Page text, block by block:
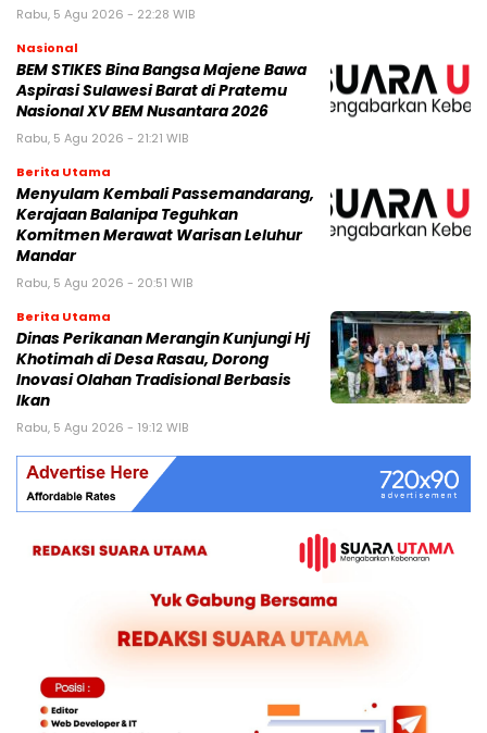
Rabu, 5 Agu 2026 - 22:28 WIB
Nasional
BEM STIKES Bina Bangsa Majene Bawa
Aspirasi Sulawesi Barat di Pratemu
Nasional XV BEM Nusantara 2026
Rabu, 5 Agu 2026 - 21:21 WIB
Berita Utama
Menyulam Kembali Passemandarang,
Kerajaan Balanipa Teguhkan
Komitmen Merawat Warisan Leluhur
Mandar
Rabu, 5 Agu 2026 - 20:51 WIB
Berita Utama
Dinas Perikanan Merangin Kunjungi Hj
Khotimah di Desa Rasau, Dorong
Inovasi Olahan Tradisional Berbasis
Ikan
Rabu, 5 Agu 2026 - 19:12 WIB